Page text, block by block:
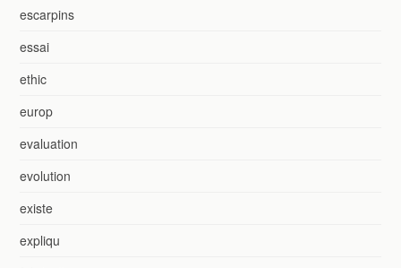
escarpins
essai
ethic
europ
evaluation
evolution
existe
expliqu